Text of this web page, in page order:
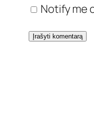
Notify me